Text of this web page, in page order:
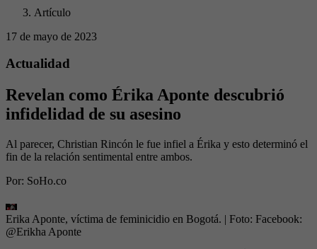
Artículo
17 de mayo de 2023
Actualidad
Revelan como Érika Aponte descubrió
infidelidad de su asesino
Al parecer, Christian Rincón le fue infiel a Érika y esto determinó el
fin de la relación sentimental entre ambos.
Por: SoHo.co
Erika Aponte, víctima de feminicidio en Bogotá. | Foto: Facebook:
@Erikha Aponte